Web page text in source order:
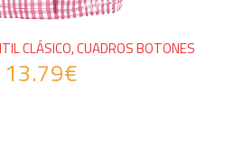
CLÁSICO, CUADROS BOTONES
13.79€